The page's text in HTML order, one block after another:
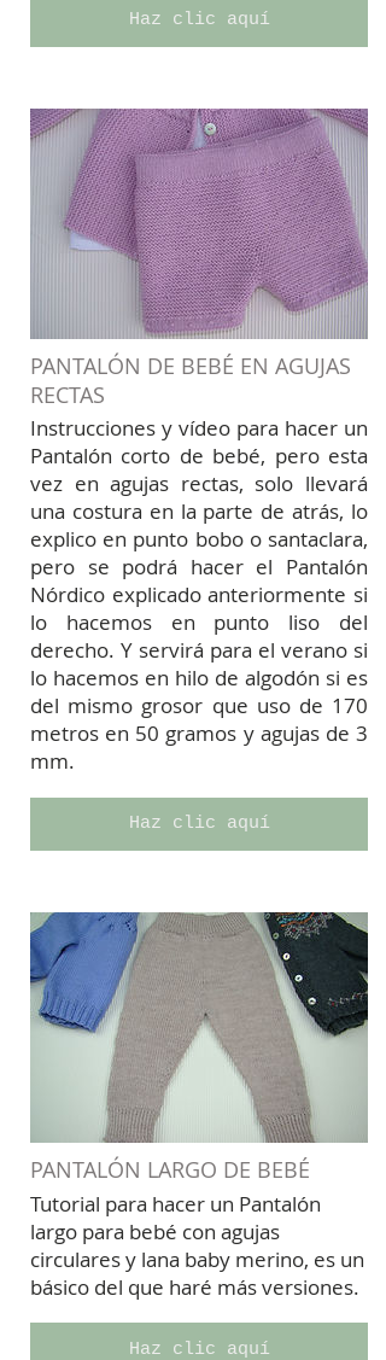
Haz clic aquí
PANTALÓN DE BEBÉ EN AGUJAS
RECTAS
Instrucciones y vídeo para hacer un
Pantalón corto de bebé, pero esta
vez en agujas rectas, solo llevará
una costura en la parte de atrás, lo
explico en punto bobo o santaclara,
pero se podrá hacer el Pantalón
Nórdico explicado anteriormente si
lo hacemos en punto liso del
derecho. Y servirá para el verano si
lo hacemos en hilo de algodón si es
del mismo grosor que uso de 170
metros en 50 gramos y agujas de 3
mm.
Haz clic aquí
PANTALÓN LARGO DE BEBÉ
Tutorial para hacer un Pantalón
largo para bebé con agujas
circulares y lana baby merino, es un
básico del que haré más versiones.
Haz clic aquí